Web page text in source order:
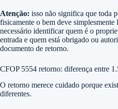
Atenção: isso não significa que toda
fisicamente o bem deve
necessário identificar quem é o
entrada e quem está obrigado ou
documento de retorno.
CFOP 5554 retorno: diferença entre
O retorno merece cuidado porque
diferentes.